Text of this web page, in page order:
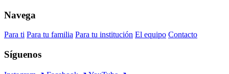
Navega
Para ti Para tu familia Para tu institución El equipo Contacto
Síguenos